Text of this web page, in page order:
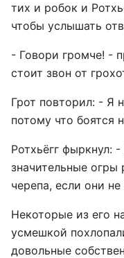
тих и робок и
чтобы услышать
- Говори громче! -
стоит звон от
Грот повторил: - Я
потому что боятся
Ротхьёгг
значительные
черепа, если они не
Некоторые из его
усмешкой
довольные